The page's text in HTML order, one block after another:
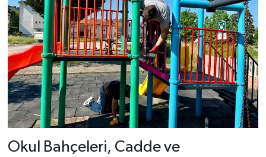
Okul Bahçeleri, Cadde ve